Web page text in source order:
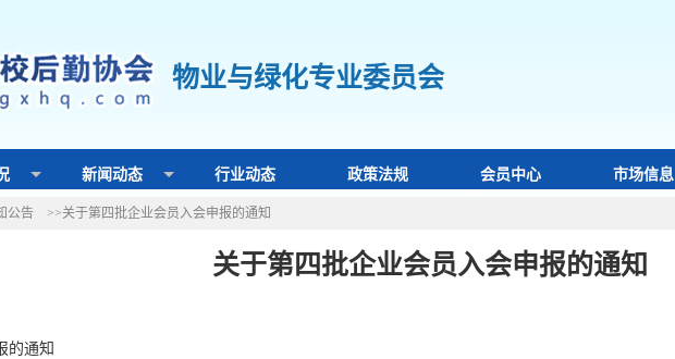
新闻动态 行业动态 政策法规 会员中心 市场信息
物业与绿化专业委员会
公告 >>关于第四批企业会员入会申报的通知
关于第四批企业会员入会申报的通知
的通知